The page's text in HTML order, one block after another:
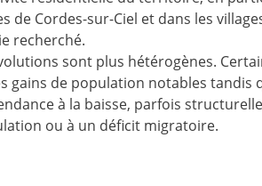
de Cordes-sur-Ciel et dans les
recherché.
sont plus hétérogènes.
gains de population notables tandis
à la baisse, parfois
ou à un déficit migratoire.